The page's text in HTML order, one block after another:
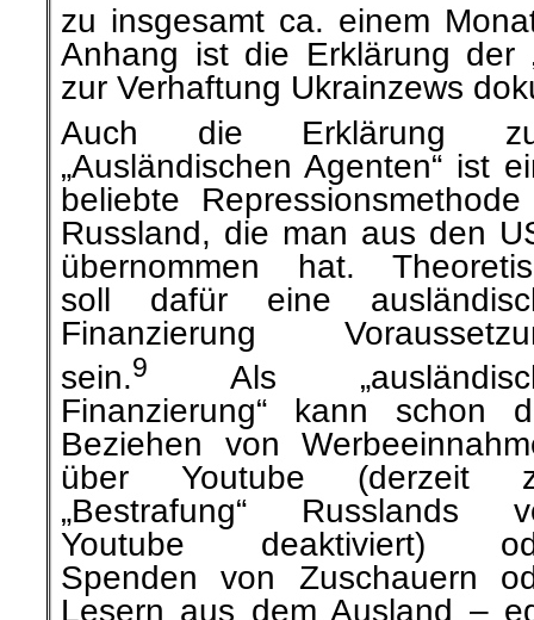
zu insgesamt ca. einem
Anhang ist die Erklärung der
zur Verhaftung Ukrainzews
Auch die Erklärung
„Ausländischen Agenten“ ist
beliebte
Russland, die man aus den
übernommen hat.
soll dafür eine
Finanzierung
sein.9
Als
Finanzierung“ kann schon
Beziehen von
über Youtube (derzeit
„Bestrafung“ Russlands
Youtube deaktiviert)
Spenden von Zuschauern
Lesern aus dem Ausland –